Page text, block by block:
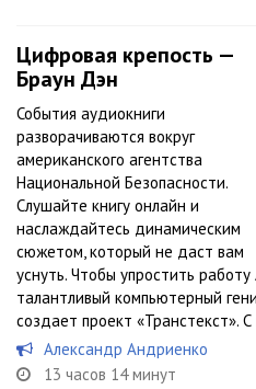
Цифровая крепость —
Браун Дэн
События аудиокниги
разворачиваются вокруг
американского агентства
Национальной Безопасности.
Слушайте книгу онлайн и
наслаждайтесь динамическим
сюжетом, который не даст вам
уснуть. Чтобы упростить работу
талантливый компьютерный
создает проект «Транстекст».
Александр Андриенко
13 часов 14 минут